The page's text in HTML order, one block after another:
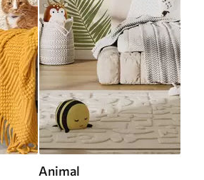
Animal